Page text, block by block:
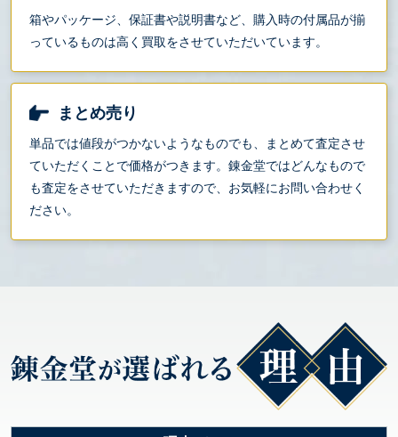
箱やパッケージ、保証書や説明書など、購入時の付属品が揃
っているものは高く買取をさせていただいています。
まとめ売り
単品では値段がつかないようなものでも、まとめて査定させ
ていただくことで価格がつきます。錬金堂ではどんなもので
も査定をさせていただきますので、お気軽にお問い合わせく
ださい。